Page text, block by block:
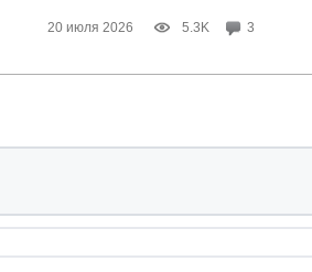
20 июля 2026 5.3K 3